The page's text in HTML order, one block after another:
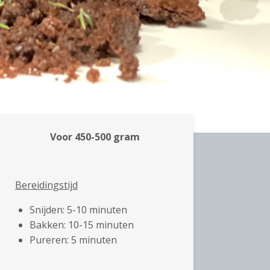
Voor 450-500 gram
Bereidingstijd
Snijden: 5-10 minuten
Bakken: 10-15 minuten
Pureren: 5 minuten